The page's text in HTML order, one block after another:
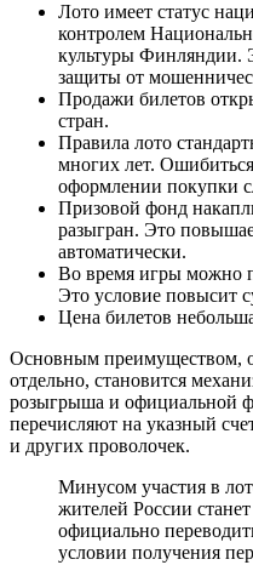
Лото имеет статус
контролем
культуры Финляндии.
защиты от
Продажи билетов
стран.
Правила лото
многих лет.
оформлении покупки
Призовой фонд
разыгран. Это
автоматически.
Во время игры можно
Это условие повысит
Цена билетов
Основным преимуществом, о
отдельно, становится
розыгрыша и официальной
перечисляют на указный
и других проволочек.
Минусом участия в
жителей России
официально
условии получения